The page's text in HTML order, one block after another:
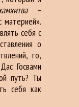
–
материей».
себя с
о
то,
Госвами
путь? Ты
себя как